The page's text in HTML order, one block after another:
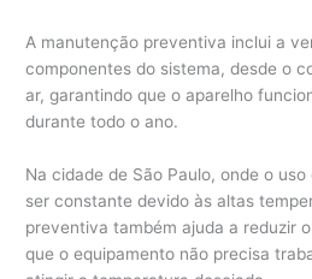
A manutenção preventiva inclui a
componentes do sistema, desde o
ar, garantindo que o aparelho
durante todo o ano.
Na cidade de São Paulo, onde o
ser constante devido às altas
preventiva também ajuda a reduzir
que o equipamento não precisa